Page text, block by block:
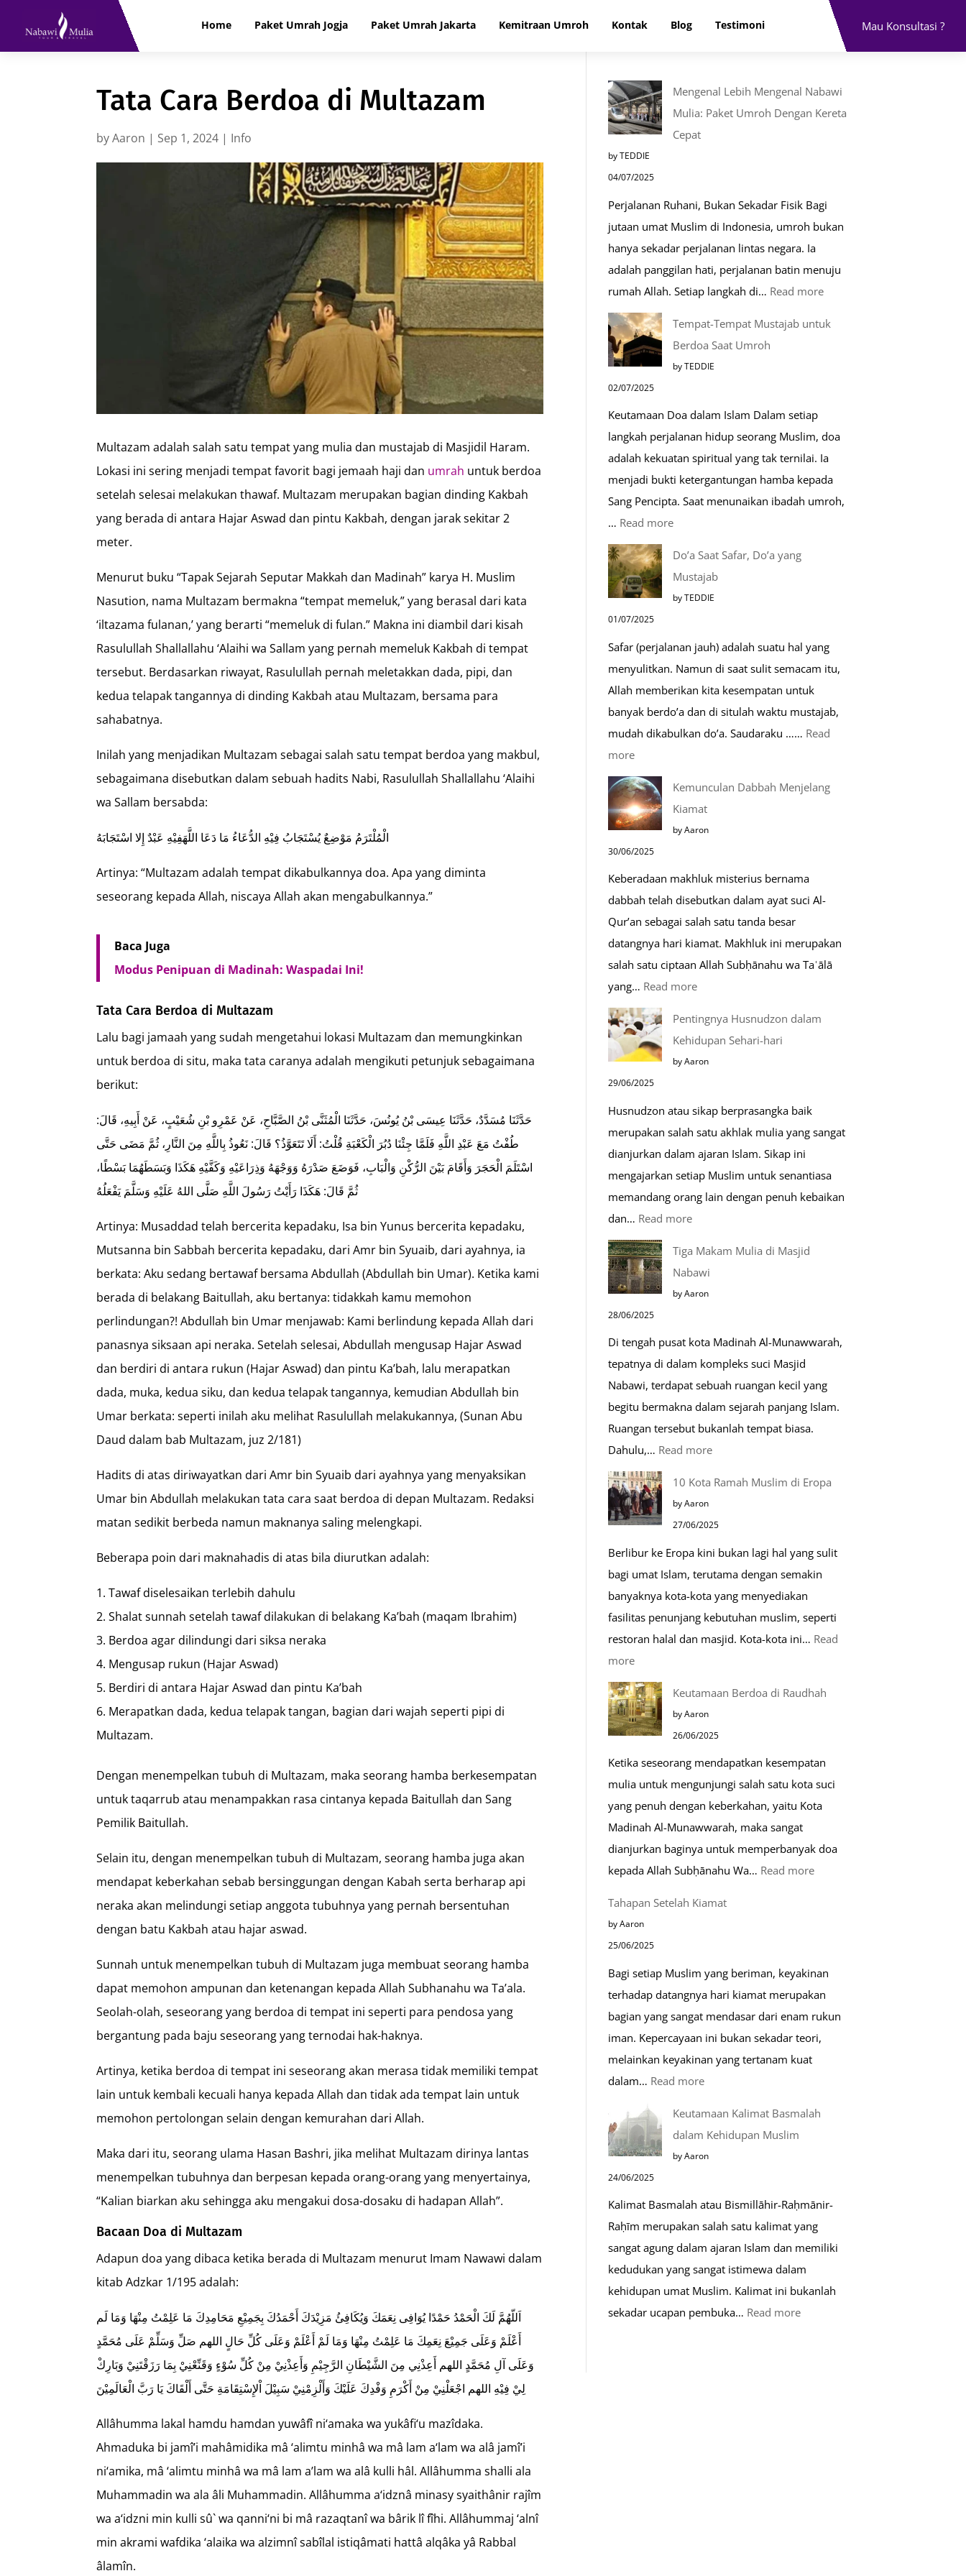
Home Paket Umrah Jogja Paket Umrah Jakarta Kemitraan Umroh Kontak Blog Testimoni Mau Konsultasi ?
Tata Cara Berdoa di Multazam
byAaron | Sep 1, 2024 | Info
Multazam adalah salah satu tempat yang mulia dan mustajab di Masjidil Haram.
Lokasi ini sering menjadi tempat favorit bagi jemaah haji dan umrah untuk berdoa
setelah selesai melakukan thawaf. Multazam merupakan bagian dinding Kakbah
yang berada di antara Hajar Aswad dan pintu Kakbah, dengan jarak sekitar 2
meter.
Menurut buku “Tapak Sejarah Seputar Makkah dan Madinah” karya H. Muslim
Nasution, nama Multazam bermakna “tempat memeluk,” yang berasal dari kata
‘iltazama fulanan,’ yang berarti “memeluk di fulan.” Makna ini diambil dari kisah
Rasulullah Shallallahu ‘Alaihi wa Sallam yang pernah memeluk Kakbah di tempat
tersebut. Berdasarkan riwayat, Rasulullah pernah meletakkan dada, pipi, dan
kedua telapak tangannya di dinding Kakbah atau Multazam, bersama para
sahabatnya.
Inilah yang menjadikan Multazam sebagai salah satu tempat berdoa yang makbul,
sebagaimana disebutkan dalam sebuah hadits Nabi, Rasulullah Shallallahu ‘Alaihi
wa Sallam bersabda:
الْمُلْتَرَمُ مَوْضِعٌ يُسْتَجَابُ فِيْهِ الدُّعَاءُ مَا دَعَا اللَّهَفِيْهِ عَبْدٌ إِلا اسْتَجَابَهُ
Artinya: “Multazam adalah tempat dikabulkannya doa. Apa yang diminta
seseorang kepada Allah, niscaya Allah akan mengabulkannya.”
Baca Juga
Modus Penipuan di Madinah: Waspadai Ini!
Tata Cara Berdoa di Multazam
Lalu bagi jamaah yang sudah mengetahui lokasi Multazam dan memungkinkan
untuk berdoa di situ, maka tata caranya adalah mengikuti petunjuk sebagaimana
berikut:
حَدَّثَنَا مُسَدَّدٌ، حَدَّثَنَا عِيسَى بْنُ يُونُسَ، حَدَّثَنَا الْمُثَنَّى بْنُ الصَّبَّاحِ، عَنْ عَمْرِو بْنِ شُعَيْبٍ، عَنْ أَبِيهِ، قَالَ:
طُفْتُ مَعَ عَبْدِ اللَّهِ فَلَمَّا جِئْنَا دُبُرَ الْكَعْبَةِ قُلْتُ: أَلَا تَتَعَوَّذُ؟ قَالَ: نَعُوذُ بِاللَّهِ مِنَ النَّارِ، ثُمَّ مَضَى حَتَّى
اسْتَلَمَ الْحَجَرَ وَأَقَامَ بَيْنَ الرُّكْنِ وَالْبَابِ، فَوَضَعَ صَدْرَهُ وَوَجْهَهُ وَذِرَاعَيْهِ وَكَفَّيْهِ هَكَذَا وَبَسَطَهُمَا بَسْطًا،
ثُمَّ قَالَ: هَكَذَا رَأَيْتُ رَسُولَ اللَّهِ صَلَّى اللهُ عَلَيْهِ وَسَلَّمَ يَفْعَلُهُ
Artinya: Musaddad telah bercerita kepadaku, Isa bin Yunus bercerita kepadaku,
Mutsanna bin Sabbah bercerita kepadaku, dari Amr bin Syuaib, dari ayahnya, ia
berkata: Aku sedang bertawaf bersama Abdullah (Abdullah bin Umar). Ketika kami
berada di belakang Baitullah, aku bertanya: tidakkah kamu memohon
perlindungan?! Abdullah bin Umar menjawab: Kami berlindung kepada Allah dari
panasnya siksaan api neraka. Setelah selesai, Abdullah mengusap Hajar Aswad
dan berdiri di antara rukun (Hajar Aswad) dan pintu Ka’bah, lalu merapatkan
dada, muka, kedua siku, dan kedua telapak tangannya, kemudian Abdullah bin
Umar berkata: seperti inilah aku melihat Rasulullah melakukannya, (Sunan Abu
Daud dalam bab Multazam, juz 2/181)
Hadits di atas diriwayatkan dari Amr bin Syuaib dari ayahnya yang menyaksikan
Umar bin Abdullah melakukan tata cara saat berdoa di depan Multazam. Redaksi
matan sedikit berbeda namun maknanya saling melengkapi.
Beberapa poin dari maknahadis di atas bila diurutkan adalah:
Tawaf diselesaikan terlebih dahulu
Shalat sunnah setelah tawaf dilakukan di belakang Ka’bah (maqam Ibrahim)
Berdoa agar dilindungi dari siksa neraka
Mengusap rukun (Hajar Aswad)
Berdiri di antara Hajar Aswad dan pintu Ka’bah
Merapatkan dada, kedua telapak tangan, bagian dari wajah seperti pipi di
Multazam.
Dengan menempelkan tubuh di Multazam, maka seorang hamba berkesempatan
untuk taqarrub atau menampakkan rasa cintanya kepada Baitullah dan Sang
Pemilik Baitullah.
Selain itu, dengan menempelkan tubuh di Multazam, seorang hamba juga akan
mendapat keberkahan sebab bersinggungan dengan Kabah serta berharap api
neraka akan melindungi setiap anggota tubuhnya yang pernah bersentuhan
dengan batu Kakbah atau hajar aswad.
Sunnah untuk menempelkan tubuh di Multazam juga membuat seorang hamba
dapat memohon ampunan dan ketenangan kepada Allah Subhanahu wa Ta’ala.
Seolah-olah, seseorang yang berdoa di tempat ini seperti para pendosa yang
bergantung pada baju seseorang yang ternodai hak-haknya.
Artinya, ketika berdoa di tempat ini seseorang akan merasa tidak memiliki tempat
lain untuk kembali kecuali hanya kepada Allah dan tidak ada tempat lain untuk
memohon pertolongan selain dengan kemurahan dari Allah.
Maka dari itu, seorang ulama Hasan Bashri, jika melihat Multazam dirinya lantas
menempelkan tubuhnya dan berpesan kepada orang-orang yang menyertainya,
“Kalian biarkan aku sehingga aku mengakui dosa-dosaku di hadapan Allah”.
Bacaan Doa di Multazam
Adapun doa yang dibaca ketika berada di Multazam menurut Imam Nawawi dalam
kitab Adzkar 1/195 adalah:
اَللّهُمَّ لَكَ الْحَمْدُ حَمْدًا يُوَافِى نِعَمَكَ وَيُكَافِئُ مَزِيْدَكَ أَحْمَدُكَ بِجَمِيْعِ مَحَامِدِكَ مَا عَلِمْتُ مِنْهَا وَمَا لَم
أَعْلَمْ وَعَلَى جَمِيْعَ نِعَمِكَ مَا عَلِمْتُ مِنْهَا وَمَا لَمْ أَعْلَمْ وَعَلَى كُلِّ حَالٍ اللهم صَلِّ وَسَلِّمْ عَلَى مُحَمَّدٍ
وَعَلَى آلِ مُحَمَّدٍ اللهم أَعِذْنِي مِنَ الشَّيْطَانِ الرَّجِيْمِ وَأَعِذْنِيْ مِنْ كُلِّ سُوْءٍ وَقَنِّعْنِيْ بِمَا رَزَقْتَنِيْ وَبَارِكْ
لِيْ فِيْهِ اللهم اجْعَلْنِيْ مِنْ أَكْرَمِ وَفْدِكَ عَلَيْكَ وَأَلْزِمْنِيْ سَبِيْلَ اْلإِسْتِقَامَةِ حَتَّى أَلْقَاكَ يَا رَبَّ الْعَالَمِيْنَ
Allâhumma lakal hamdu hamdan yuwâfî ni‘amaka wa yukâfi‘u mazîdaka.
Ahmaduka bi jamî’i mahâmidika mâ ‘alimtu minhâ wa mâ lam a‘lam wa alâ jamî’i
ni‘amika, mâ ‘alimtu minhâ wa mâ lam a’lam wa alâ kulli hâl. Allâhumma shalli ala
Muhammadin wa ala âli Muhammadin. Allâhumma a‘idznâ minasy syaithânir rajîm
wa a‘idzni min kulli sû` wa qanni‘ni bi mâ razaqtanî wa bârik lî fîhi. Allâhummaj ‘alnî
min akrami wafdika ‘alaika wa alzimnî sabîlal istiqâmati hattâ alqâka yâ Rabbal
âlamîn.
Mengenal Lebih Mengenal Nabawi
Mulia: Paket Umroh Dengan Kereta
Cepat
by TEDDIE
04/07/2025
Perjalanan Ruhani, Bukan Sekadar Fisik Bagi
jutaan umat Muslim di Indonesia, umroh bukan
hanya sekadar perjalanan lintas negara. Ia
adalah panggilan hati, perjalanan batin menuju
rumah Allah. Setiap langkah di… Read more:
Umroh
Dengan
Kereta
Cepat
Tempat-Tempat Mustajab untuk
Berdoa Saat Umroh
by TEDDIE
02/07/2025
Keutamaan Doa dalam Islam Dalam setiap
langkah perjalanan hidup seorang Muslim, doa
adalah kekuatan spiritual yang tak ternilai. Ia
menjadi bukti ketergantungan hamba kepada
Sang Pencipta. Saat menunaikan ibadah umroh,
… Read more:
Mustajab
Saat
Umroh
Do’a Saat Safar, Do’a yang
Mustajab
by TEDDIE
01/07/2025
Safar (perjalanan jauh) adalah suatu hal yang
menyulitkan. Namun di saat sulit semacam itu,
Allah memberikan kita kesempatan untuk
banyak berdo’a dan di situlah waktu mustajab,
mudah dikabulkan do’a. Saudaraku …… Read
more:
Do’a
Saat
Safar,
Mustajab
Kemunculan Dabbah Menjelang
Kiamat
by Aaron
30/06/2025
Keberadaan makhluk misterius bernama
dabbah telah disebutkan dalam ayat suci Al-
Qur’an sebagai salah satu tanda besar
datangnya hari kiamat. Makhluk ini merupakan
salah satu ciptaan Allah Subḥānahu wa Taʿālā
yang… Read more:
Dabbah
Menjelang
Pentingnya Husnudzon dalam
Kehidupan Sehari-hari
by Aaron
29/06/2025
Husnudzon atau sikap berprasangka baik
merupakan salah satu akhlak mulia yang sangat
dianjurkan dalam ajaran Islam. Sikap ini
mengajarkan setiap Muslim untuk senantiasa
memandang orang lain dengan penuh kebaikan
dan… Read more:
hari
Tiga Makam Mulia di Masjid
Nabawi
by Aaron
28/06/2025
Di tengah pusat kota Madinah Al-Munawwarah,
tepatnya di dalam kompleks suci Masjid
Nabawi, terdapat sebuah ruangan kecil yang
begitu bermakna dalam sejarah panjang Islam.
Ruangan tersebut bukanlah tempat biasa.
Dahulu,… Read more:
Masjid
Nabawi
10 Kota Ramah Muslim di Eropa
by Aaron
27/06/2025
Berlibur ke Eropa kini bukan lagi hal yang sulit
bagi umat Islam, terutama dengan semakin
banyaknya kota-kota yang menyediakan
fasilitas penunjang kebutuhan muslim, seperti
restoran halal dan masjid. Kota-kota ini… Read
more:
10
Kota
Ramah
di
Eropa
Keutamaan Berdoa di Raudhah
by Aaron
26/06/2025
Ketika seseorang mendapatkan kesempatan
mulia untuk mengunjungi salah satu kota suci
yang penuh dengan keberkahan, yaitu Kota
Madinah Al-Munawwarah, maka sangat
dianjurkan baginya untuk memperbanyak doa
kepada Allah Subḥānahu Wa… Read more:
Tahapan Setelah Kiamat
by Aaron
25/06/2025
Bagi setiap Muslim yang beriman, keyakinan
terhadap datangnya hari kiamat merupakan
bagian yang sangat mendasar dari enam rukun
iman. Kepercayaan ini bukan sekadar teori,
melainkan keyakinan yang tertanam kuat
dalam… Read more:
Keutamaan Kalimat Basmalah
dalam Kehidupan Muslim
by Aaron
24/06/2025
Kalimat Basmalah atau Bismillāhir-Raḥmānir-
Raḥīm merupakan salah satu kalimat yang
sangat agung dalam ajaran Islam dan memiliki
kedudukan yang sangat istimewa dalam
kehidupan umat Muslim. Kalimat ini bukanlah
sekadar ucapan pembuka… Read more: